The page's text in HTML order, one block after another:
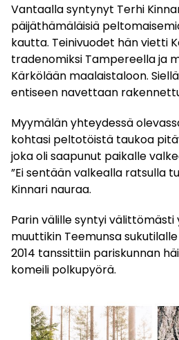
Vantaalla syntynyt Terhi
päijäthämäläisiä
kautta. Teinivuodet hän vietti
tradenomiksi Tampereella ja
Kärkölään maalaistaloon.
entiseen navettaan
Myymälän yhteydessä
kohtasi peltotöistä taukoa
joka oli saapunut paikalle
”Ei sentään valkealla ratsulla
Kinnari nauraa.
Parin välille syntyi välittömästi
muuttikin Teemunsa
2014 tanssittiin pariskunnan
komeili polkupyörä.